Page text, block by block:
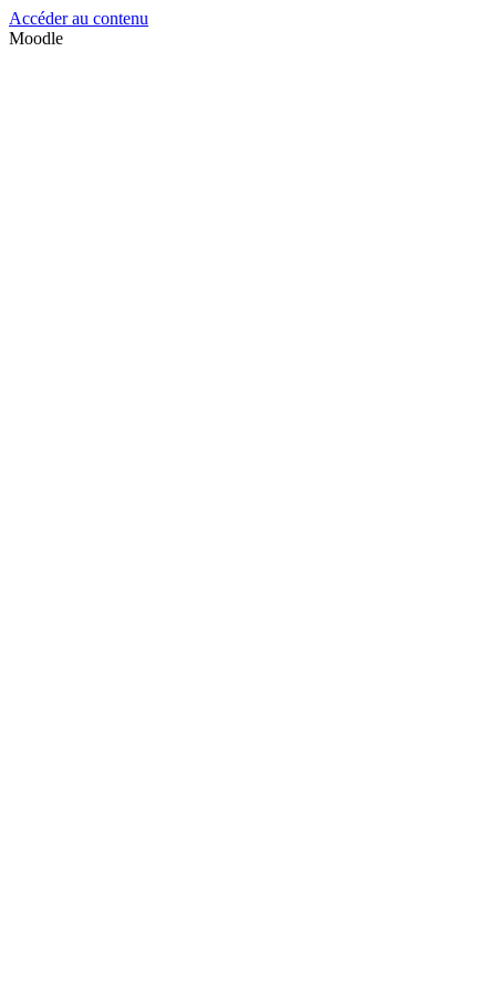
Accéder au contenu
Moodle